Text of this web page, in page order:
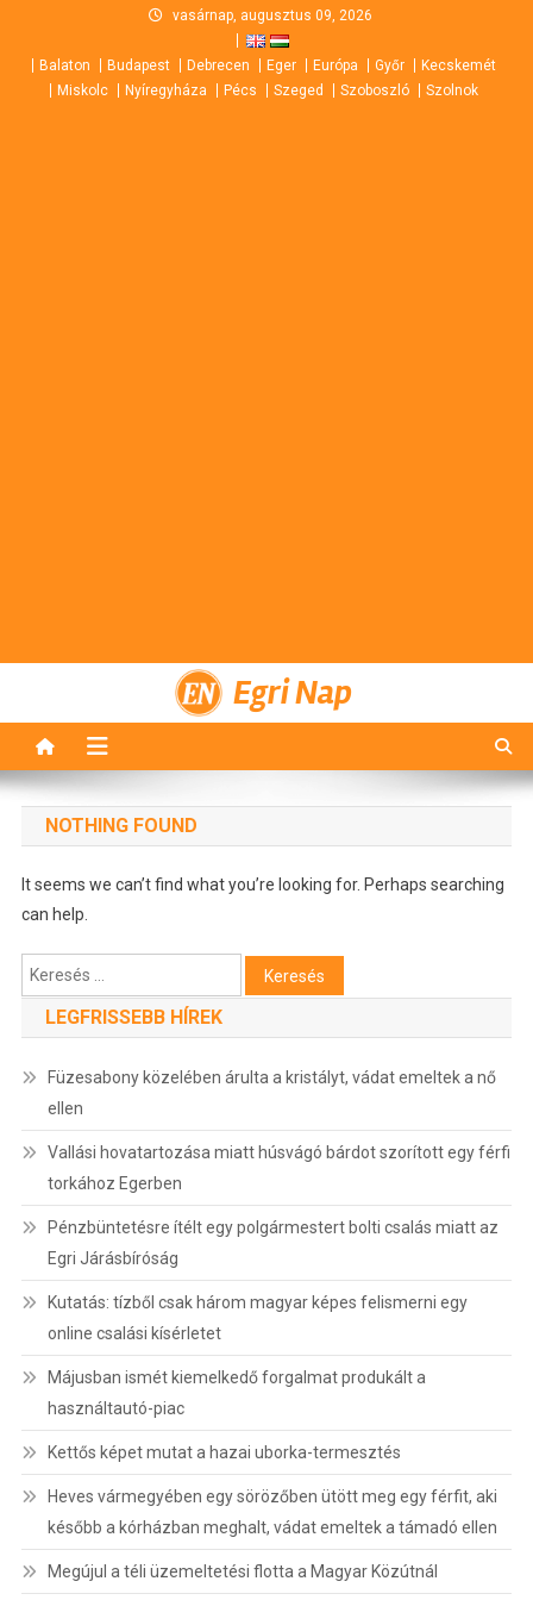
content
vasárnap, augusztus 09, 2026
Balaton Budapest Debrecen Eger Európa Győr
Kecskemét
Miskolc
Nyíregyháza Pécs Szeged Szoboszló Szolnok
Egri Nap
NOTHING FOUND
It seems we can’t find what you’re looking for. Perhaps searching
can help.
Keresés:
LEGFRISSEBB HÍREK
Füzesabony közelében árulta a kristályt, vádat emeltek a nő
ellen
Vallási hovatartozása miatt húsvágó bárdot szorított egy férfi
torkához Egerben
Pénzbüntetésre ítélt egy polgármestert bolti csalás miatt az
Egri Járásbíróság
Kutatás: tízből csak három magyar képes felismerni egy
online csalási kísérletet
Májusban ismét kiemelkedő forgalmat produkált a
használtautó-piac
Kettős képet mutat a hazai uborka-termesztés
Heves vármegyében egy sörözőben ütött meg egy férfit, aki
később a kórházban meghalt, vádat emeltek a támadó ellen
Megújul a téli üzemeltetési flotta a Magyar Közútnál